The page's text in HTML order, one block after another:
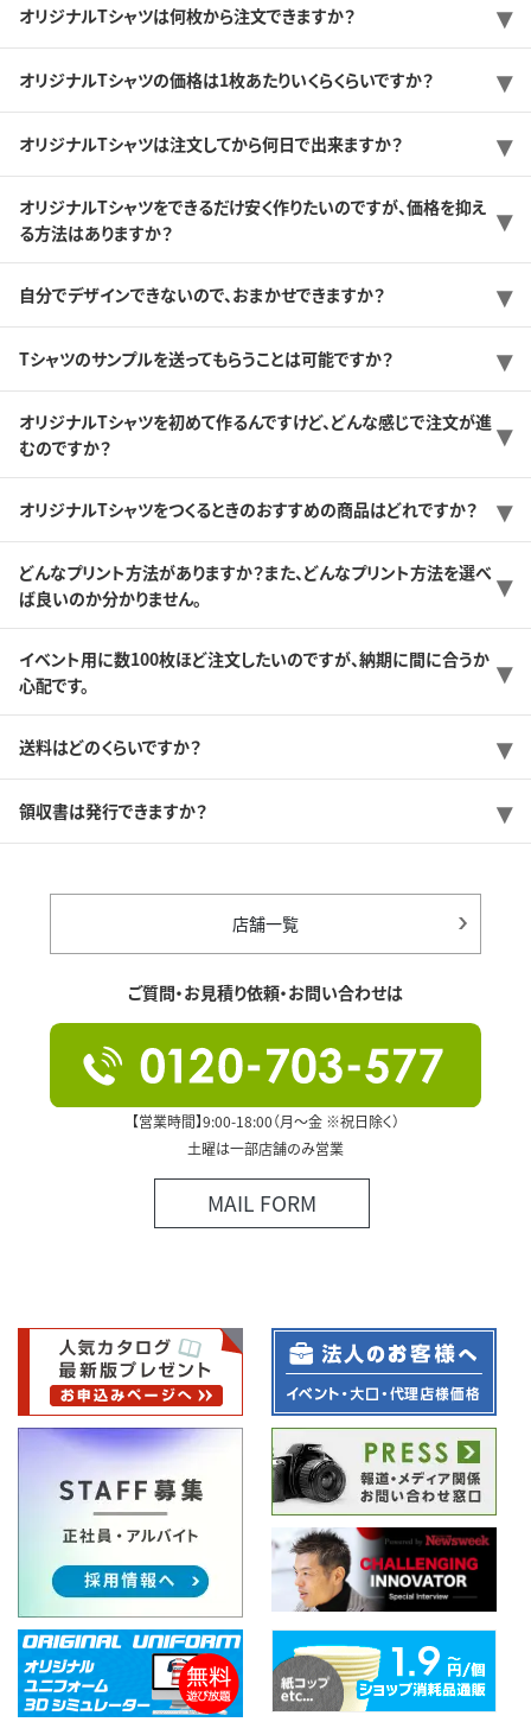
オリジナルTシャツは何枚から注文できますか？
オリジナルTシャツの価格は1枚あたりいくらくらいですか？
オリジナルTシャツは注文してから何日で出来ますか？
オリジナルTシャツをできるだけ安く作りたいのですが、価格を抑え
る方法はありますか？
自分でデザインできないので、おまかせできますか？
Tシャツのサンプルを送ってもらうことは可能ですか？
オリジナルTシャツを初めて作るんですけど、どんな感じで注文が進
むのですか？
オリジナルTシャツをつくるときのおすすめの商品はどれですか？
どんなプリント方法がありますか？また、どんなプリント方法を選べ
ば良いのか分かりません。
イベント用に数100枚ほど注文したいのですが、納期に間に合うか
心配です。
送料はどのくらいですか？
領収書は発行できますか？
店舗一覧
ご質問・お見積り依頼・お問い合わせは
【営業時間】9:00-18:00（月～金 ※祝日除く）
土曜は一部店舗のみ営業
MAIL FORM